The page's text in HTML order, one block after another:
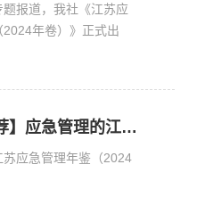
报道，我社《江苏应
2024年卷）》正式出
【好书推荐】应急管理的江苏实践——《江苏应急管理年鉴（2024年卷）》正式出版
苏应急管理年鉴（2024